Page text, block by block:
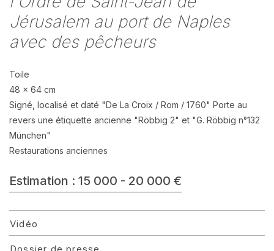
Jérusalem au port de Naples
avec des pêcheurs
Toile
48 x 64 cm
Signé, localisé et daté "De La Croix / Rom / 1760" Porte au
revers une étiquette ancienne "Röbbig 2" et "G. Röbbig n°132
München"
Restaurations anciennes
Estimation : 15 000 - 20 000 €
Vidéo